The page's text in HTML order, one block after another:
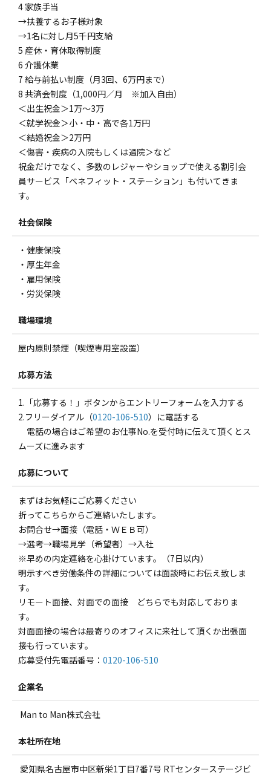
4 家族手当
→扶養するお子様対象
→1名に対し月5千円支給
5 産休・育休取得制度
6 介護休業
7 給与前払い制度（月3回、6万円まで）
8 共済会制度（1,000円／月 ※加入自由）
＜出生祝金＞1万～3万
＜就学祝金＞小・中・高で各1万円
＜結婚祝金＞2万円
＜傷害・疾病の入院もしくは通院＞など
祝金だけでなく、多数のレジャーやショップで使える割引会
員サービス「ベネフィット・ステーション」も付いてきま
す。
社会保険
・健康保険
・厚生年金
・雇用保険
・労災保険
職場環境
屋内原則禁煙（喫煙専用室設置）
応募方法
1.「応募する！」ボタンからエントリーフォームを入力する
2.フリーダイアル（0120-106-510）に電話する
電話の場合はご希望のお仕事No.を受付時に伝えて頂くとス
ムーズに進みます
応募について
まずはお気軽にご応募ください
折ってこちらからご連絡いたします。
お問合せ→面接（電話・ＷＥＢ可）
→選考→職場見学（希望者）→入社
※早めの内定連絡を心掛けています。（7日以内）
明示すべき労働条件の詳細については面談時にお伝え致しま
す。
リモート面接、対面での面接 どちらでも対応しておりま
す。
対面面接の場合は最寄りのオフィスに来社して頂くか出張面
接も行っています。
応募受付先電話番号： 0120-106-510
企業名
Man to Man株式会社
本社所在地
愛知県名古屋市中区新栄1丁目7番7号 RTセンターステージビ